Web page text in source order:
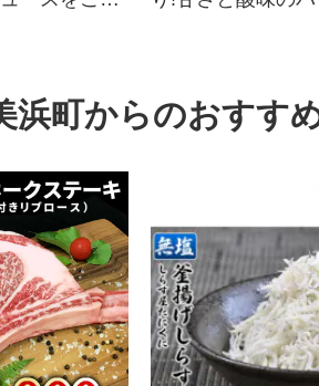
浜町からのおすす